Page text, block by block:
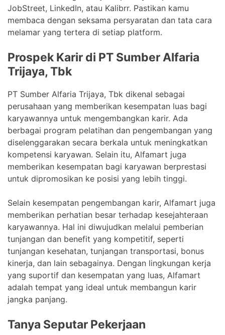
JobStreet, LinkedIn, atau Kalibrr. Pastikan kamu
membaca dengan seksama persyaratan dan tata cara
melamar yang tertera di setiap platform.
Prospek Karir di PT Sumber Alfaria
Trijaya, Tbk
PT Sumber Alfaria Trijaya, Tbk dikenal sebagai
perusahaan yang memberikan kesempatan luas bagi
karyawannya untuk mengembangkan karir. Ada
berbagai program pelatihan dan pengembangan yang
diselenggarakan secara berkala untuk meningkatkan
kompetensi karyawan. Selain itu, Alfamart juga
memberikan kesempatan bagi karyawan berprestasi
untuk dipromosikan ke posisi yang lebih tinggi.
Selain kesempatan pengembangan karir, Alfamart juga
memberikan perhatian besar terhadap kesejahteraan
karyawannya. Hal ini diwujudkan melalui pemberian
tunjangan dan benefit yang kompetitif, seperti
tunjangan kesehatan, tunjangan transportasi, bonus
kinerja, dan lain sebagainya. Dengan lingkungan kerja
yang suportif dan kesempatan yang luas, Alfamart
adalah tempat yang ideal untuk membangun karir
jangka panjang.
Tanya Seputar Pekerjaan